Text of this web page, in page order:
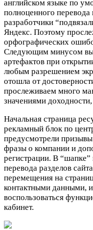
английском языке по
полноценного
разработчики
Яндекс. Поэтому
орфографических
Следующим минусом
артефактов при
любым разрешением
отошла от
прослеживаем много
значениями
Начальная страница
рекламный блок по
предусмотрели
фразы о компании и
регистрации. В
перевода разделов
перемещения на
контактными данными,
воспользоваться
кабинет.